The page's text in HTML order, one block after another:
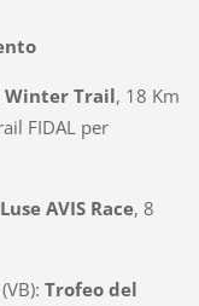
Winter Trail, 18 Km
FIDAL per
Luse AVIS Race, 8
Trofeo del